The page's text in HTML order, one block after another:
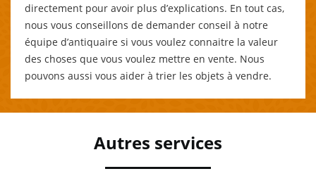
directement pour avoir plus d’explications. En tout cas,
nous vous conseillons de demander conseil à notre
équipe d’antiquaire si vous voulez connaitre la valeur
des choses que vous voulez mettre en vente. Nous
pouvons aussi vous aider à trier les objets à vendre.
Autres services